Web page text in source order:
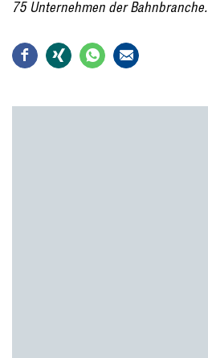
75 Unternehmen der Bahnbranche.